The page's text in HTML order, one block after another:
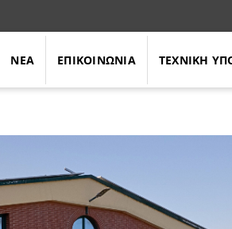
ΝΕΑ ΕΠΙΚΟΙΝΩΝΙΑ ΤΕΧΝΙΚΗ